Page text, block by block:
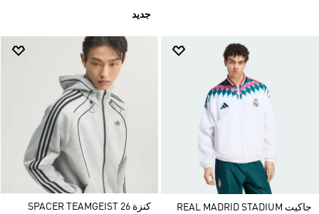
جديد
جاكيت REAL MADRID STADIUM
كنزة SPACER TEAMGEIST 26